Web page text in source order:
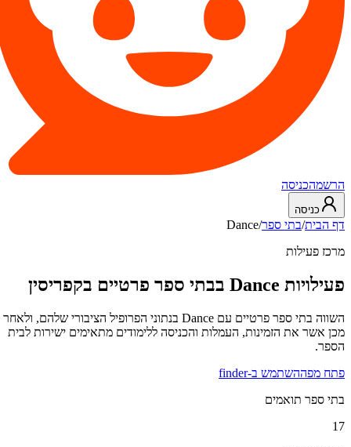
הרשמהכניסה
כניסה
דף הבית/בתי ספר/
Dance
מרכז פעילות
פעילויות Dance בבתי ספר פרטיים בקפריסין
השווה בתי ספר פרטיים עם Dance בנתוני הפרופיל הציבורי שלהם, ולאחר
מכן אשר את הזמינות, העמלות והכניסה ללימודים מתאימים ישירות לבית
הספר.
פתח מפההשתמש ב-finder
בתי ספר תואמים
17